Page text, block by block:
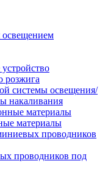
освещением
розжига
системы освещения/
накаливания
материалы
проводников
проводников под